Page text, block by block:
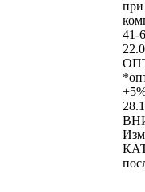
при
41-